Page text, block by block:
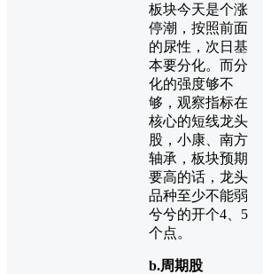
板块今天是个涨
停潮，按照前面
的尿性，次日基
本要分化。而分
化的强度够不
够，观察指标在
核心的短线龙头
股，小康、南方
轴承，板块预期
要高的话，龙头
品种至少不能弱
兮兮的开个4、5
个点。
b.周期股